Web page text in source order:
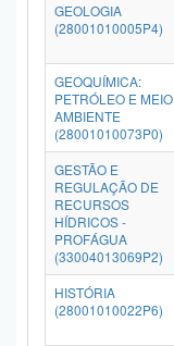
GEOLOGIA
(28001010005P4)
GEOQUÍMICA:
PETRÓLEO E MEIO
AMBIENTE
(28001010073P0)
GESTÃO E
REGULAÇÃO DE
RECURSOS
HÍDRICOS -
PROFÁGUA
(33004013069P2)
HISTÓRIA
(28001010022P6)